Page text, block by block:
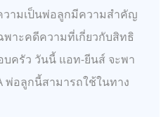
วามเป็นพ่อลูกมีความสำคัญ
าะคดีความที่เกี่ยวกับสิทธิ
ครัว วันนี้ แอท-ยีนส์ จะพา
พ่อลูกนี้สามารถใช้ในทาง